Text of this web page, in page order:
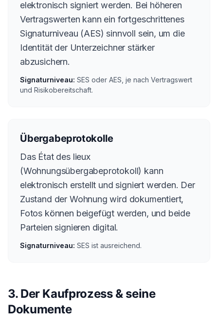
elektronisch signiert werden. Bei höheren
Vertragswerten kann ein fortgeschrittenes
Signaturniveau (AES) sinnvoll sein, um die
Identität der Unterzeichner stärker
abzusichern.
Signaturniveau: SES oder AES, je nach Vertragswert
und Risikobereitschaft.
Übergabeprotokolle
Das État des lieux
(Wohnungsübergabeprotokoll) kann
elektronisch erstellt und signiert werden. Der
Zustand der Wohnung wird dokumentiert,
Fotos können beigefügt werden, und beide
Parteien signieren digital.
Signaturniveau: SES ist ausreichend.
3. Der Kaufprozess & seine
Dokumente